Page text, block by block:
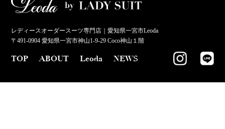
レディースオーダースーツ専門店｜愛知県一宮市Leoda
〒491-0904 愛知県一宮市神山1-9-29 Coco神山１階
TOP ABOUT Leoda NEWS